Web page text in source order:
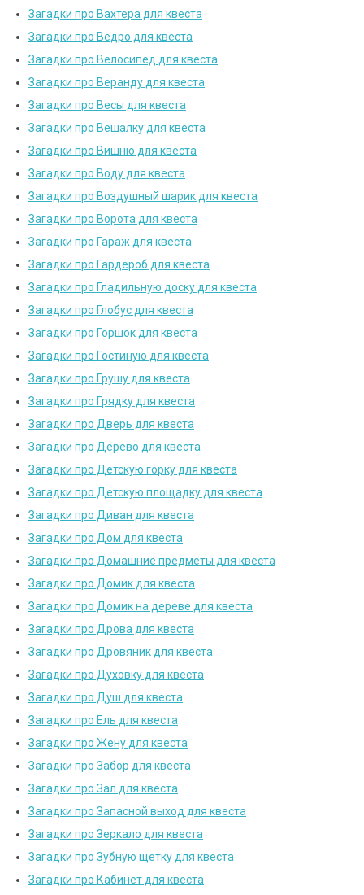
Загадки про Вахтера для квеста
Загадки про Ведро для квеста
Загадки про Велосипед для квеста
Загадки про Веранду для квеста
Загадки про Весы для квеста
Загадки про Вешалку для квеста
Загадки про Вишню для квеста
Загадки про Воду для квеста
Загадки про Воздушный шарик для квеста
Загадки про Ворота для квеста
Загадки про Гараж для квеста
Загадки про Гардероб для квеста
Загадки про Гладильную доску для квеста
Загадки про Глобус для квеста
Загадки про Горшок для квеста
Загадки про Гостиную для квеста
Загадки про Грушу для квеста
Загадки про Грядку для квеста
Загадки про Дверь для квеста
Загадки про Дерево для квеста
Загадки про Детскую горку для квеста
Загадки про Детскую площадку для квеста
Загадки про Диван для квеста
Загадки про Дом для квеста
Загадки про Домашние предметы для квеста
Загадки про Домик для квеста
Загадки про Домик на дереве для квеста
Загадки про Дрова для квеста
Загадки про Дровяник для квеста
Загадки про Духовку для квеста
Загадки про Душ для квеста
Загадки про Ель для квеста
Загадки про Жену для квеста
Загадки про Забор для квеста
Загадки про Зал для квеста
Загадки про Запасной выход для квеста
Загадки про Зеркало для квеста
Загадки про Зубную щетку для квеста
Загадки про Кабинет для квеста